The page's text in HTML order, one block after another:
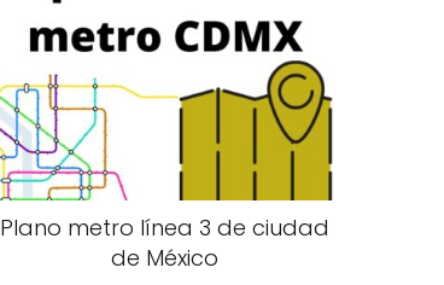
Plano metro línea 3 de ciudad
de México